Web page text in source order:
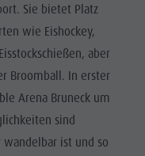
Kinder
Info A-Z
Sie bietet Platz
wie Eishockey,
aber
Broomball. In erster
Arena Bruneck um
sind
ist und so